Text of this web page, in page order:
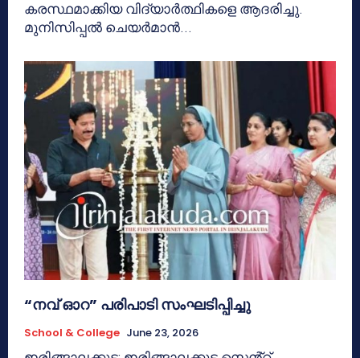
കരസ്ഥമാക്കിയ വിദ്യാർത്ഥികളെ ആദരിച്ചു.
മുനിസിപ്പൽ ചെയർമാൻ...
“നവ് ഓറ” പരിപാടി സംഘടിപ്പിച്ചു
School & College June 23, 2026